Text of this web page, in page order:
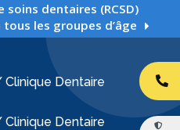
soins dentaires (RCSD)
les groupes d’âge
Clinique Dentaire
Clinique Dentaire